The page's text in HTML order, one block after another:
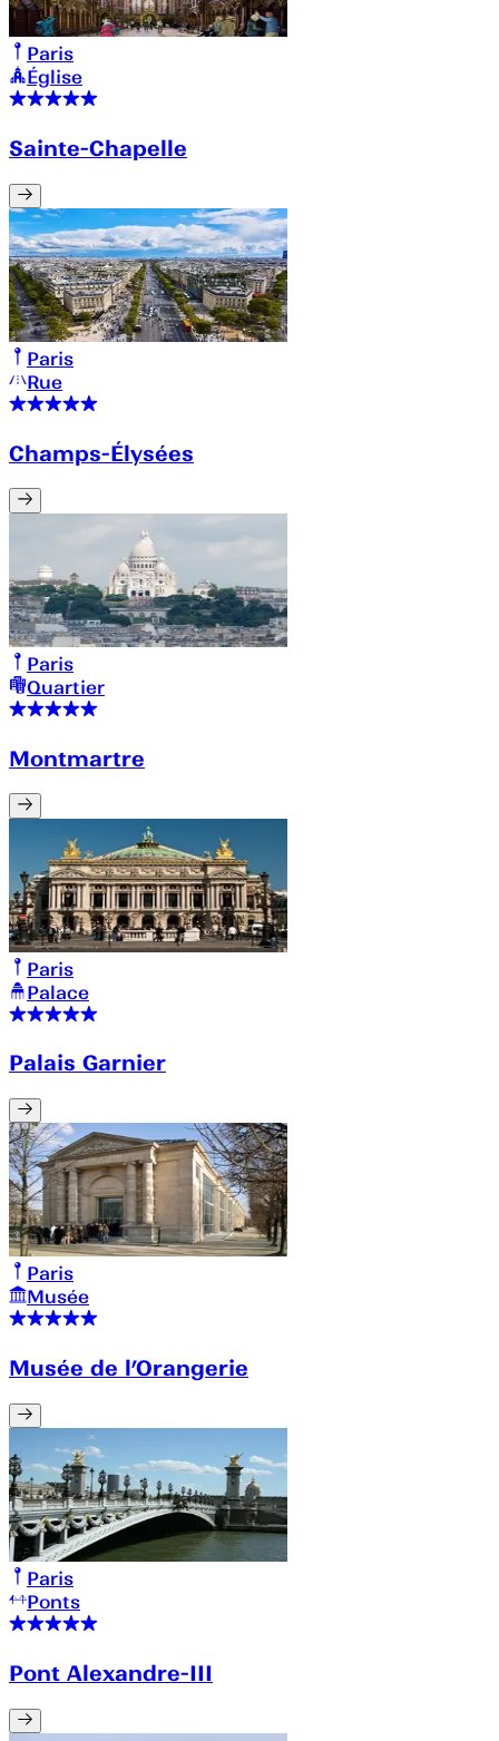
Paris
Église
Sainte-Chapelle
Paris
Rue
Champs-Élysées
Paris
Quartier
Montmartre
Paris
Palace
Palais Garnier
Paris
Musée
Musée de l’Orangerie
Paris
Ponts
Pont Alexandre-III